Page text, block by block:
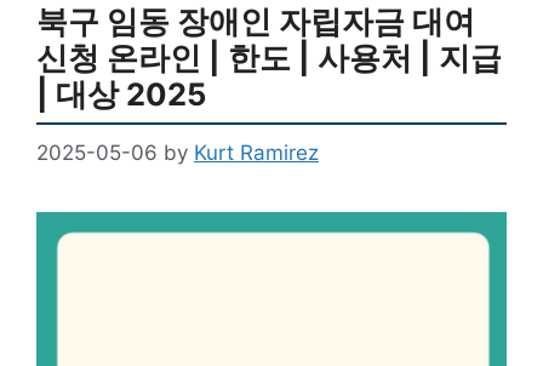
북구 임동 장애인 자립자금 대여
신청 온라인 | 한도 | 사용처 | 지급
| 대상 2025
2025-05-06 by Kurt Ramirez